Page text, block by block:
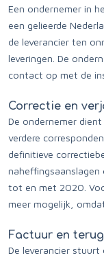
Een ondernemer in
een gelieerde
de leverancier ten
leveringen. De
contact op met de
Correctie en
De ondernemer
verdere
definitieve
tot en met 2020.
meer mogelijk,
Factuur en
De leverancier